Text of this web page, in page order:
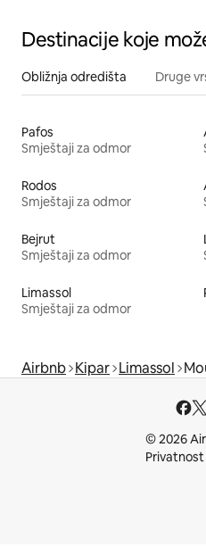
Destinacije koje
Obližnja odredišta Druge
Pafos
Smještaji za odmor
Rodos
Smještaji za odmor
Bejrut
Smještaji za odmor
Limassol
Smještaji za odmor
Airbnb Kipar Limassol
© 2026
Privatnost